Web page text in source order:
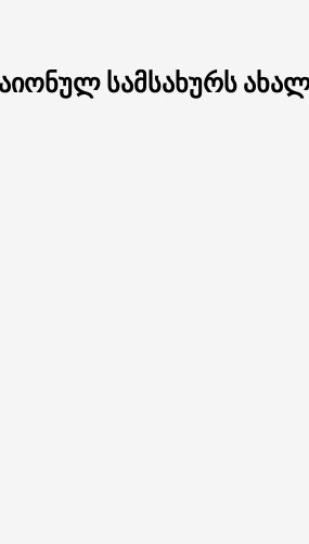
სამსახურს